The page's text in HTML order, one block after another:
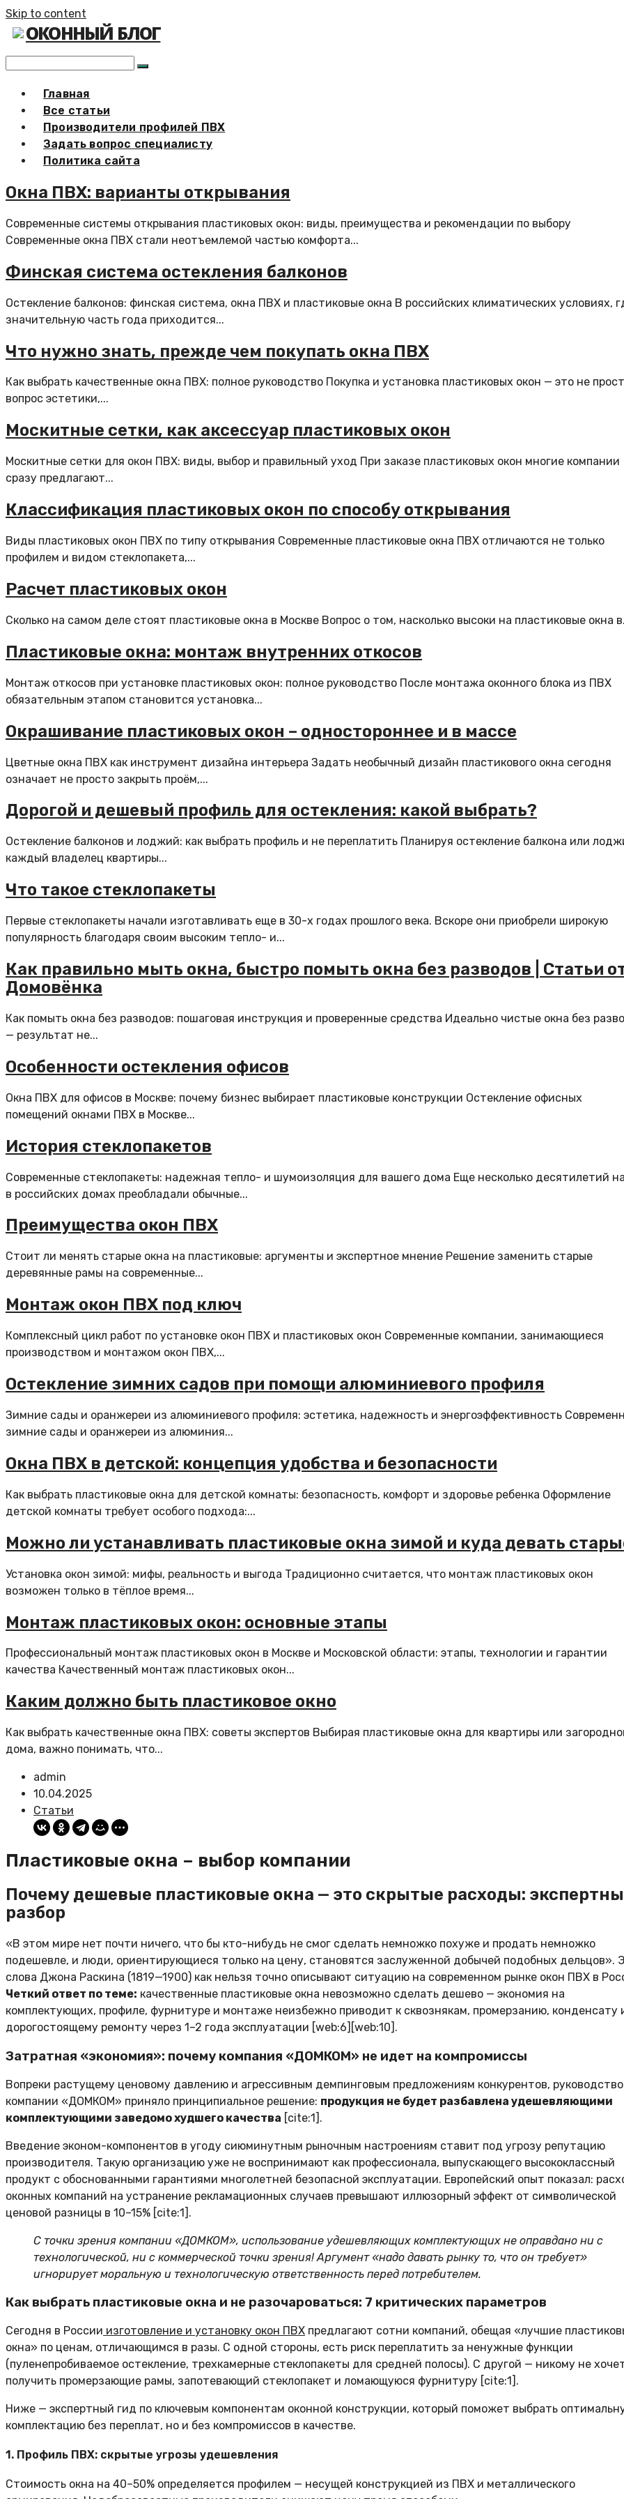
Skip to content
ОКОННЫЙ БЛОГ
Главная
Все статьи
Производители профилей ПВХ
Задать вопрос специалисту
Политика сайта
Окна ПВХ: варианты открывания
Современные системы открывания пластиковых окон: виды, преимущества и рекомендации по выбору
Современные окна ПВХ стали неотъемлемой частью комфорта...
Финская система остекления балконов
Остекление балконов: финская система, окна ПВХ и пластиковые окна В российских климатических условиях,
значительную часть года приходится...
Что нужно знать, прежде чем покупать окна ПВХ
Как выбрать качественные окна ПВХ: полное руководство Покупка и установка пластиковых окон — это не
вопрос эстетики,...
Москитные сетки, как аксессуар пластиковых окон
Москитные сетки для окон ПВХ: виды, выбор и правильный уход При заказе пластиковых окон многие компании
сразу предлагают...
Классификация пластиковых окон по способу открывания
Виды пластиковых окон ПВХ по типу открывания Современные пластиковые окна ПВХ отличаются не только
профилем и видом стеклопакета,...
Расчет пластиковых окон
Сколько на самом деле стоят пластиковые окна в Москве Вопрос о том, насколько высоки на пластиковые окна
Пластиковые окна: монтаж внутренних откосов
Монтаж откосов при установке пластиковых окон: полное руководство После монтажа оконного блока из ПВХ
обязательным этапом становится установка...
Окрашивание пластиковых окон – одностороннее и в массе
Цветные окна ПВХ как инструмент дизайна интерьера Задать необычный дизайн пластикового окна сегодня
означает не просто закрыть проём,...
Дорогой и дешевый профиль для остекления: какой выбрать?
Остекление балконов и лоджий: как выбрать профиль и не переплатить Планируя остекление балкона или
каждый владелец квартиры...
Что такое стеклопакеты
Первые стеклопакеты начали изготавливать еще в 30-х годах прошлого века. Вскоре они приобрели широкую
популярность благодаря своим высоким тепло- и...
Как правильно мыть окна, быстро помыть окна без разводов | Статьи
Домовёнка
Как помыть окна без разводов: пошаговая инструкция и проверенные средства Идеально чистые окна без
— результат не...
Особенности остекления офисов
Окна ПВХ для офисов в Москве: почему бизнес выбирает пластиковые конструкции Остекление офисных
помещений окнами ПВХ в Москве...
История стеклопакетов
Современные стеклопакеты: надежная тепло- и шумоизоляция для вашего дома Еще несколько десятилетий
в российских домах преобладали обычные...
Преимущества окон ПВХ
Стоит ли менять старые окна на пластиковые: аргументы и экспертное мнение Решение заменить старые
деревянные рамы на современные...
Монтаж окон ПВХ под ключ
Комплексный цикл работ по установке окон ПВХ и пластиковых окон Современные компании, занимающиеся
производством и монтажом окон ПВХ,...
Остекление зимних садов при помощи алюминиевого профиля
Зимние сады и оранжереи из алюминиевого профиля: эстетика, надежность и энергоэффективность
зимние сады и оранжереи из алюминия...
Окна ПВХ в детской: концепция удобства и безопасности
Как выбрать пластиковые окна для детской комнаты: безопасность, комфорт и здоровье ребенка Оформление
детской комнаты требует особого подхода:...
Можно ли устанавливать пластиковые окна зимой и куда девать
Установка окон зимой: мифы, реальность и выгода Традиционно считается, что монтаж пластиковых окон
возможен только в тёплое время...
Монтаж пластиковых окон: основные этапы
Профессиональный монтаж пластиковых окон в Москве и Московской области: этапы, технологии и гарантии
качества Качественный монтаж пластиковых окон...
Каким должно быть пластиковое окно
Как выбрать качественные окна ПВХ: советы экспертов Выбирая пластиковые окна для квартиры или
дома, важно понимать, что...
admin
10.04.2025
Статьи
Пластиковые окна – выбор компании
Почему дешевые пластиковые окна — это скрытые расходы:
разбор
«В этом мире нет почти ничего, что бы кто-нибудь не смог сделать немножко похуже и продать немножко
подешевле, и люди, ориентирующиеся только на цену, становятся заслуженной добычей подобных дельцов».
слова Джона Раскина (1819—1900) как нельзя точно описывают ситуацию на современном рынке окон ПВХ в
Четкий ответ по теме: качественные пластиковые окна невозможно сделать дешево — экономия на
комплектующих, профиле, фурнитуре и монтаже неизбежно приводит к сквознякам, промерзанию, конденсату
дорогостоящему ремонту через 1–2 года эксплуатации [web:6][web:10].
Затратная «экономия»: почему компания «ДОМКОМ» не идет на компромиссы
Вопреки растущему ценовому давлению и агрессивным демпинговым предложениям конкурентов, руководство
компании «ДОМКОМ» приняло принципиальное решение: продукция не будет разбавлена удешевляющими
комплектующими заведомо худшего качества [cite:1].
Введение эконом-компонентов в угоду сиюминутным рыночным настроениям ставит под угрозу репутацию
производителя. Такую организацию уже не воспринимают как профессионала, выпускающего высококлассный
продукт с обоснованными гарантиями многолетней безопасной эксплуатации. Европейский опыт показал:
оконных компаний на устранение рекламационных случаев превышают иллюзорный эффект от символической
ценовой разницы в 10–15% [cite:1].
С точки зрения компании «ДОМКОМ», использование удешевляющих комплектующих не оправдано ни с
технологической, ни с коммерческой точки зрения! Аргумент «надо давать рынку то, что он требует»
игнорирует моральную и технологическую ответственность перед потребителем.
Как выбрать пластиковые окна и не разочароваться: 7 критических параметров
Сегодня в России изготовление и установку окон ПВХ предлагают сотни компаний, обещая «лучшие
окна» по ценам, отличающимся в разы. С одной стороны, есть риск переплатить за ненужные функции
(пуленепробиваемое остекление, трехкамерные стеклопакеты для средней полосы). С другой — никому не
получить промерзающие рамы, запотевающий стеклопакет и ломающуюся фурнитуру [cite:1].
Ниже — экспертный гид по ключевым компонентам оконной конструкции, который поможет выбрать
комплектацию без переплат, но и без компромиссов в качестве.
1. Профиль ПВХ: скрытые угрозы удешевления
Стоимость окна на 40–50% определяется профилем — несущей конструкцией из ПВХ и металлического